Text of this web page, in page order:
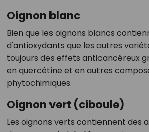
Oignon blanc
Bien que les oignons blancs
d'antioxydants que les autres
toujours des effets anticancéreux
en quercétine et en autres
phytochimiques.
Oignon vert (ciboule)
Les oignons verts contiennent des